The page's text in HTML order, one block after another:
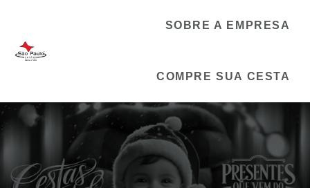
SOBRE A EMPRESA
COMPRE SUA CESTA